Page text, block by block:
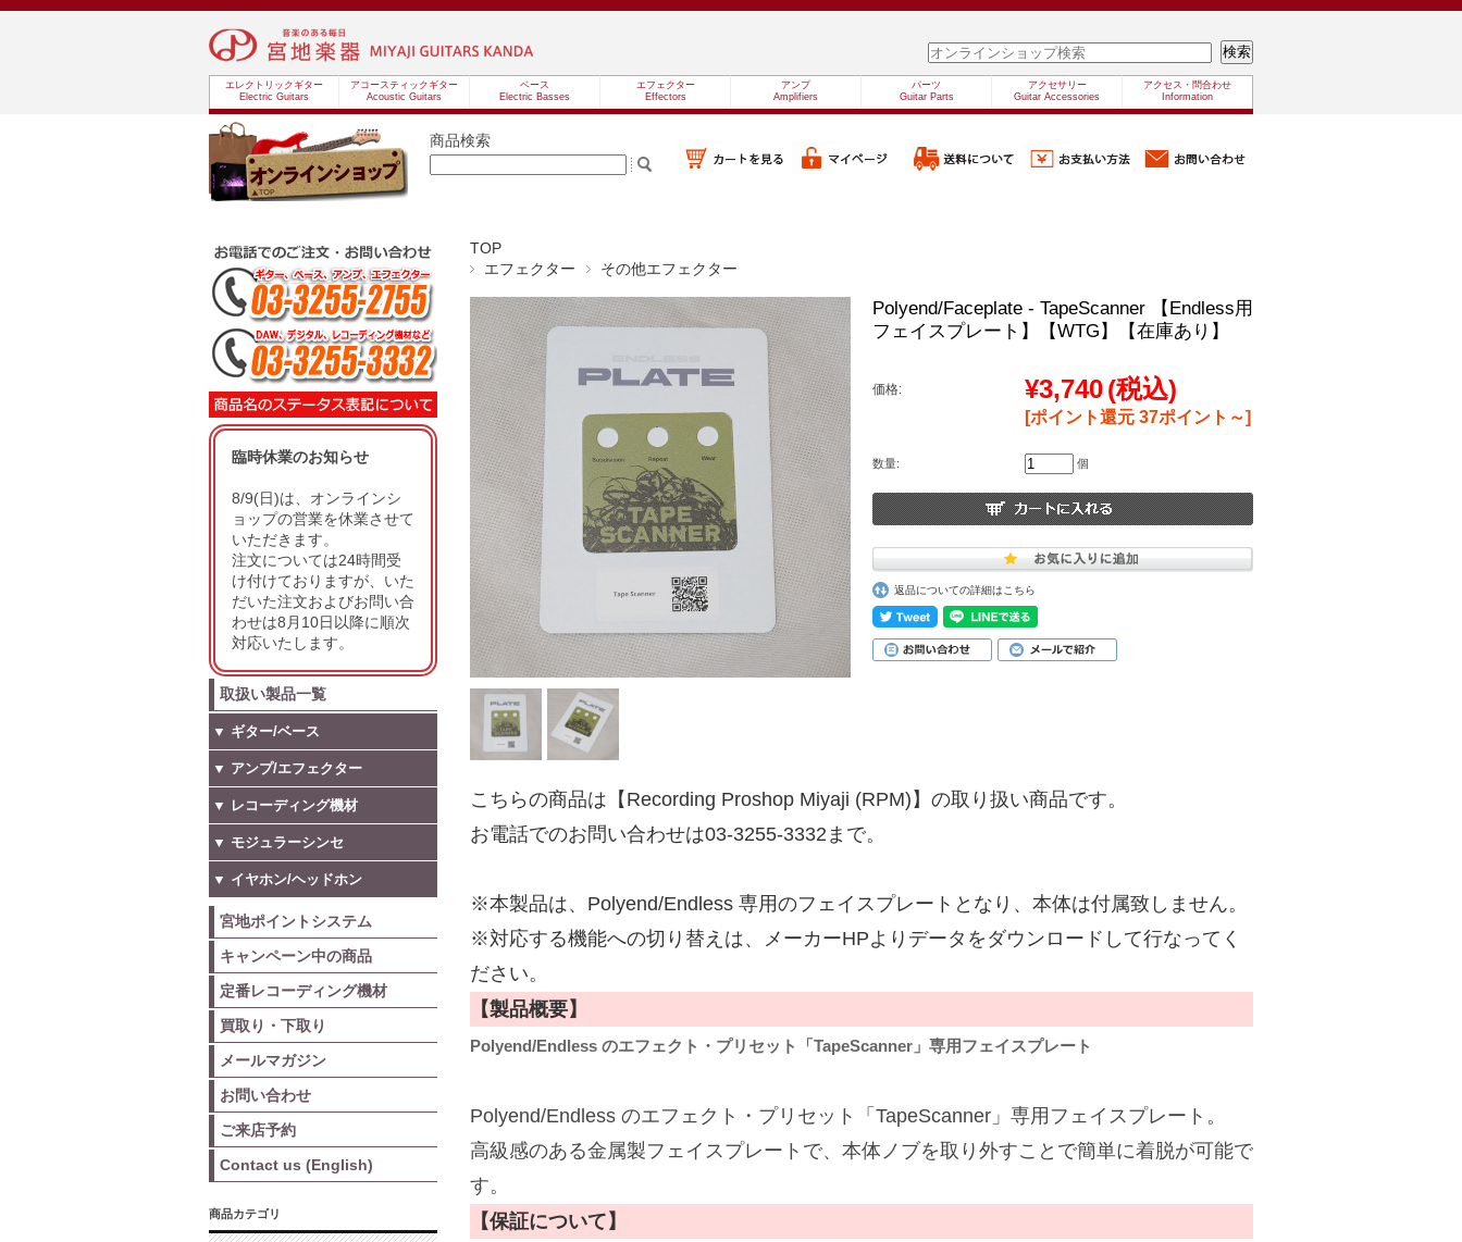
エレクトリックギター
Electric Guitars
アコースティックギター
Acoustic Guitars
ベース
Electric Basses
エフェクター
Effectors
アンプ
Amplifiers
パーツ
Guitar Parts
アクセサリー
Guitar Accessories
アクセス・問合わせ
Information
商品検索
TOP
エフェクター
その他エフェクター
Polyend/Faceplate - TapeScanner 【Endless用
フェイスプレート】【WTG】【在庫あり】
価格: ¥3,740(税込)
[ポイント還元 37ポイント～]
数量: 個
返品についての詳細はこちら
こちらの商品は【Recording Proshop Miyaji (RPM)】の取り扱い商品です。
お電話でのお問い合わせは03-3255-3332まで。
※本製品は、Polyend/Endless 専用のフェイスプレートとなり、本体は付属致しません。
※対応する機能への切り替えは、メーカーHPよりデータをダウンロードして行なってく
ださい。
【製品概要】
Polyend/Endless のエフェクト・プリセット「TapeScanner」専用フェイスプレート
Polyend/Endless のエフェクト・プリセット「TapeScanner」専用フェイスプレート。
高級感のある金属製フェイスプレートで、本体ノブを取り外すことで簡単に着脱が可能で
す。
【保証について】
臨時休業のお知らせ
8/9(日)は、オンラインシ
ョップの営業を休業させて
いただきます。
注文については24時間受
け付けておりますが、いた
だいた注文およびお問い合
わせは8月10日以降に順次
対応いたします。
取扱い製品一覧
▼ ギター/ベース
▼ アンプ/エフェクター
▼ レコーディング機材
▼ モジュラーシンセ
▼ イヤホン/ヘッドホン
宮地ポイントシステム
キャンペーン中の商品
定番レコーディング機材
買取り・下取り
メールマガジン
お問い合わせ
ご来店予約
Contact us (English)
商品カテゴリ